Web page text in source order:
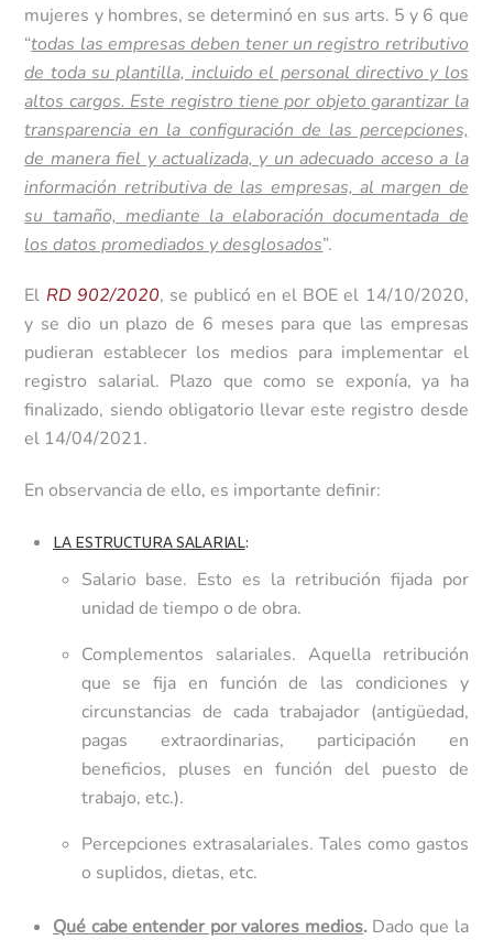
mujeres y hombres, se determinó en sus arts. 5 y 6 que
“todas las empresas deben tener un registro retributivo
de toda su plantilla, incluido el personal directivo y los
altos cargos. Este registro tiene por objeto garantizar la
transparencia en la configuración de las percepciones,
de manera fiel y actualizada, y un adecuado acceso a la
información retributiva de las empresas, al margen de
su tamaño, mediante la elaboración documentada de
los datos promediados y desglosados”.
El RD 902/2020, se publicó en el BOE el 14/10/2020,
y se dio un plazo de 6 meses para que las empresas
pudieran establecer los medios para implementar el
registro salarial. Plazo que como se exponía, ya ha
finalizado, siendo obligatorio llevar este registro desde
el 14/04/2021.
En observancia de ello, es importante definir:
LA ESTRUCTURA SALARIAL:
Salario base. Esto es la retribución fijada por
unidad de tiempo o de obra.
Complementos salariales. Aquella retribución
que se fija en función de las condiciones y
circunstancias de cada trabajador (antigüedad,
pagas extraordinarias, participación en
beneficios, pluses en función del puesto de
trabajo, etc.).
Percepciones extrasalariales. Tales como gastos
o suplidos, dietas, etc.
Qué cabe entender por valores medios.Dado que la